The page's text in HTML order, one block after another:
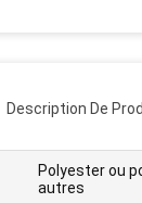
Description De
Polyester ou
autres